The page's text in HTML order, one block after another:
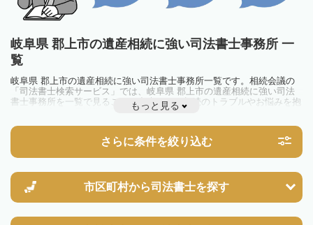
岐阜県 郡上市の遺産相続に強い司法書士事務所 一
覧
岐阜県 郡上市の遺産相続に強い司法書士事務所一覧です。相続会議の
「司法書士検索サービス」では、岐阜県 郡上市の遺産相続に強い司法
書士事務所を一覧で見ることが出来ます。相続のトラブルやお悩みを抱
えている方は一度近隣の司法書士に相談してみましょう。
もっと見る
さらに条件を絞り込む
市区町村から司法書士を探す